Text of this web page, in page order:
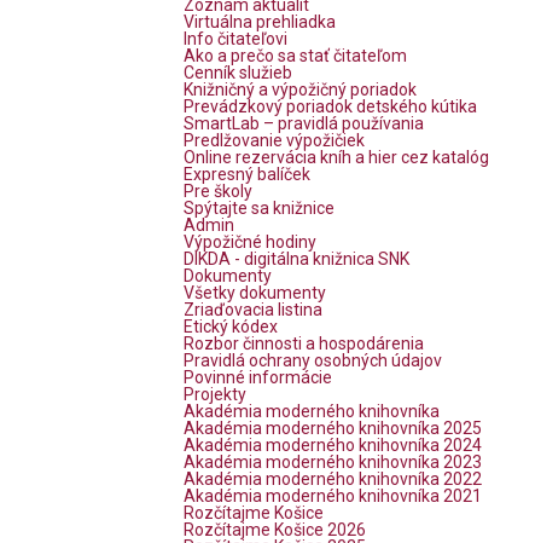
Zoznam aktualít
Virtuálna prehliadka
Info čitateľovi
Ako a prečo sa stať čitateľom
Cenník služieb
Knižničný a výpožičný poriadok
Prevádzkový poriadok detského kútika
SmartLab – pravidlá používania
Predlžovanie výpožičiek
Online rezervácia kníh a hier cez katalóg
Expresný balíček
Pre školy
Spýtajte sa knižnice
Admin
Výpožičné hodiny
DIKDA - digitálna knižnica SNK
Dokumenty
Všetky dokumenty
Zriaďovacia listina
Etický kódex
Rozbor činnosti a hospodárenia
Pravidlá ochrany osobných údajov
Povinné informácie
Projekty
Akadémia moderného knihovníka
Akadémia moderného knihovníka 2025
Akadémia moderného knihovníka 2024
Akadémia moderného knihovníka 2023
Akadémia moderného knihovníka 2022
Akadémia moderného knihovníka 2021
Rozčítajme Košice
Rozčítajme Košice 2026